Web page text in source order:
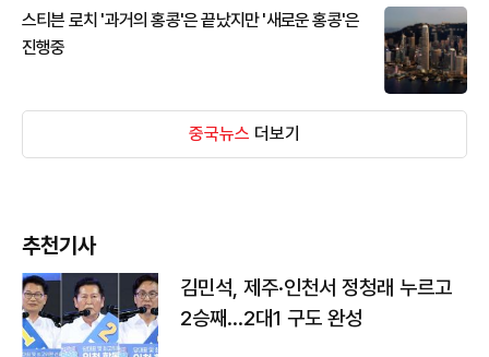
스티븐 로치 '과거의 홍콩'은 끝났지만 '새로운 홍콩'은
진행중
중국뉴스 더보기
추천기사
김민석, 제주·인천서 정청래 누르고
2승째…2대1 구도 완성